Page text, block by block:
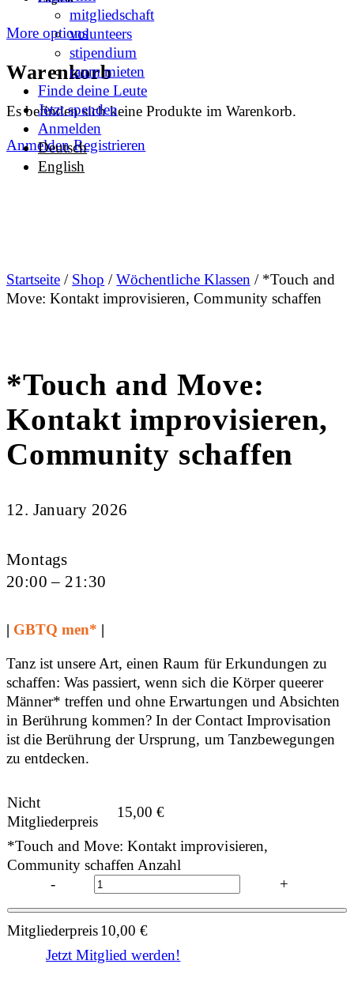
More options
Warenkorb
Es befinden sich keine Produkte im Warenkorb.
Anmelden Registrieren
mitgliedschaft
volunteers
stipendium
raum mieten
Finde deine Leute
Jetzt spenden
Anmelden
Deutsch
English
Startseite / Shop /Wöchentliche Klassen/ *Touch and
Move: Kontakt improvisieren, Community schaffen
*Touch and Move:
Kontakt improvisieren,
Community schaffen
12. January 2026
Montags
20:00 – 21:30
| GBTQ men* |
Tanz ist unsere Art, einen Raum für Erkundungen zu
schaffen: Was passiert, wenn sich die Körper queerer
Männer* treffen und ohne Erwartungen und Absichten
in Berührung kommen? In der Contact Improvisation
ist die Berührung der Ursprung, um Tanzbewegungen
zu entdecken.
Nicht
Mitgliederpreis
15,00€
*Touch and Move: Kontakt improvisieren,
Community schaffen Anzahl
-
+
Mitgliederpreis10,00€
Jetzt Mitglied werden!